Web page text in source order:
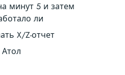
минут 5 и затем
ли
X/Z-отчет